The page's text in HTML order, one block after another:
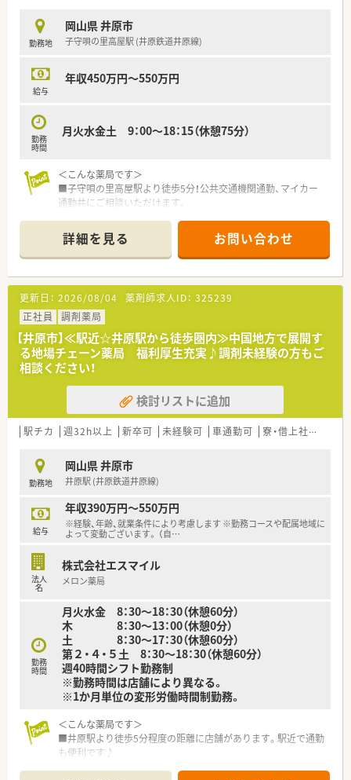
勤務地
岡山県 井原市
子守唄の里高屋駅 (井原鉄道井原線)
給与
年収450万円～550万円
勤務
時間
月火水金土 9：00～18：15（休憩75分）
＜こんな薬局です＞
■子守唄の里高屋駅より徒歩5分！公共交通機関通勤、マイカー
通勤共にご相談いただけます。
え付けられており、患者様にとって親切な店舗づくりをされてい
ます。
■隣接する内・小児科クリニックよりメインで応需されていま
す。
＜業務内容＞
■処方箋による調剤業務、服薬指導、薬剤情報の提供など
＜研修制度＞
■現場の先輩薬剤師より指導を受けて頂きます。
＜法人特徴＞
■全9店舗展開中です。
岡山県井原市・笠岡市に7店、福岡県に2店舗を展開中。
■若いパワーで楽しい職場環境です。
中。在宅医療に興味がある方も積極募集しています。
■賞与は年3回支給！一人ひとりの頑張りをしっかりと評価して
くれる薬局です。
＜こんな方にもオススメ＞
■在宅医療に興味のある方
■地元に根付いた企業で働きたい方
詳細を見る お問い合わせ
更新日： 2026/08/04 薬剤師求人ID： 325239
正社員
調剤薬局
【井原市】≪駅近☆井原駅から徒歩圏内≫中国地方で展開す
る地場チェーン薬局 福利厚生充実♪調剤未経験の方もご
相談ください！
検討リストに追加
駅チカ 週32h以上 新卒可 未経験可 車通勤可 寮・借上社宅あり
勤務地
岡山県 井原市
井原駅 (井原鉄道井原線)
給与
年収390万円～550万円
※経験、年齢、就業条件により考慮します ※勤務コースや配属地域に
よって変動ございます。 （自…
法人
名
株式会社エスマイル
メロン薬局
勤務
時間
月火水金 8：30～18：30（休憩60分）
木 8：30～13：00（休憩0分）
土 8：30〜17：30（休憩60分）
第２・４・５土 8：30〜18：30（休憩60分）
週40時間シフト勤務制
※勤務時間は店舗により異なる。
※1か月単位の変形労働時間制勤務。
＜こんな薬局です＞
■井原駅より徒歩5分程度の距離に店舗があります。駅近で通勤
も便利です♪